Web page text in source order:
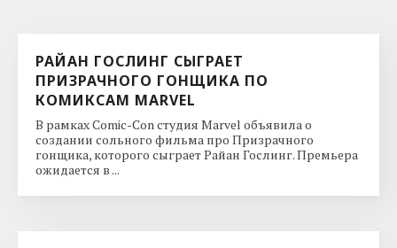
РАЙАН ГОСЛИНГ СЫГРАЕТ
ПРИЗРАЧНОГО ГОНЩИКА ПО
КОМИКСАМ MARVEL
В рамках Comic-Con студия Marvel объявила о
создании сольного фильма про Призрачного
гонщика, которого сыграет Райан Гослинг. Премьера
ожидается в ...